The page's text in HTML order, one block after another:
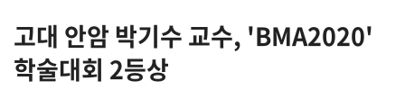
고대 안암 박기수 교수, 'BMA2020'
학술대회 2등상